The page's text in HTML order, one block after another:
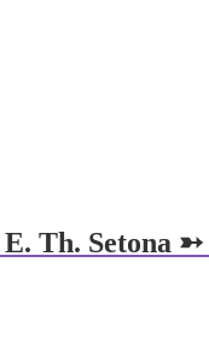
Th. Setona ➳